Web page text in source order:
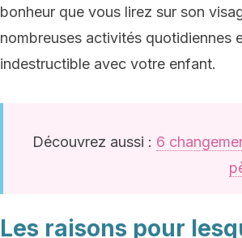
bonheur que vous lirez sur son
nombreuses activités quotidiennes
indestructible avec votre enfant.
Découvrez aussi : 6
Les raisons pour